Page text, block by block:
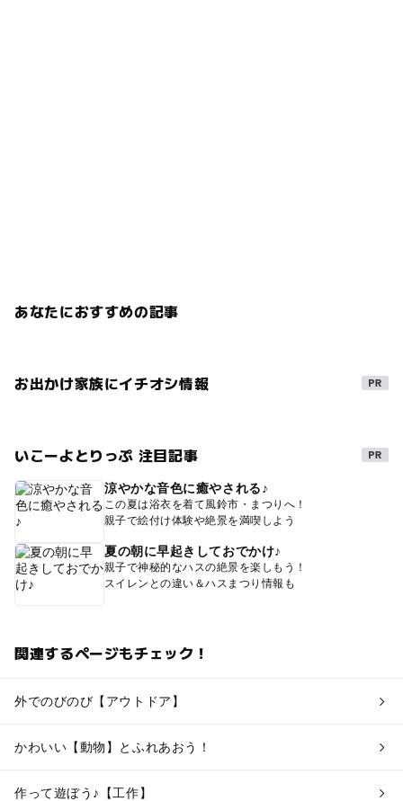
あなたにおすすめの記事
お出かけ家族にイチオシ情報
いこーよとりっぷ 注目記事
涼やかな音色に癒やされる♪
この夏は浴衣を着て風鈴市・まつりへ！
親子で絵付け体験や絶景を満喫しよう
夏の朝に早起きしておでかけ♪
親子で神秘的なハスの絶景を楽しもう！
スイレンとの違い＆ハスまつり情報も
関連するページもチェック！
外でのびのび【アウトドア】
かわいい【動物】とふれあおう！
作って遊ぼう♪【工作】